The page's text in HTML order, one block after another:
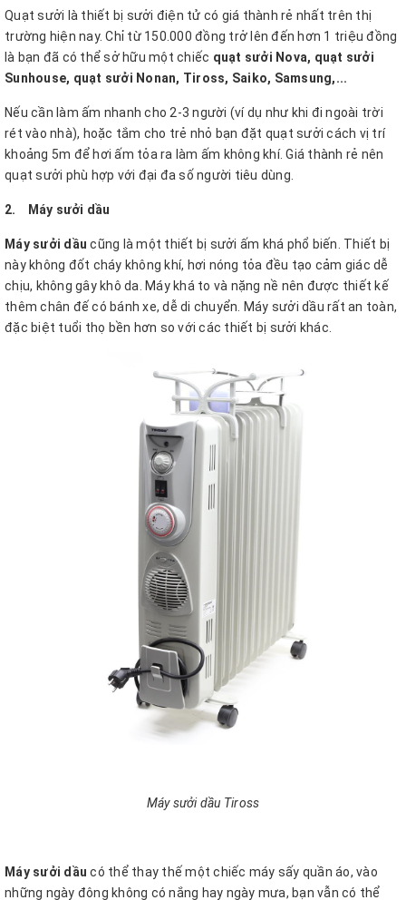
Quạt sưởi là thiết bị sưởi điện tử có giá thành rẻ nhất trên thị
trường hiện nay. Chỉ từ 150.000 đồng trở lên đến hơn 1 triệu đồng
là bạn đã có thể sở hữu một chiếc quạt sưởi Nova, quạt sưởi
Sunhouse, quạt sưởi Nonan, Tiross, Saiko, Samsung,...
Nếu cần làm ấm nhanh cho 2-3 người (ví dụ như khi đi ngoài trời
rét vào nhà), hoặc tắm cho trẻ nhỏ bạn đặt quạt sưởi cách vị trí
khoảng 5m để hơi ấm tỏa ra làm ấm không khí. Giá thành rẻ nên
quạt sưởi phù hợp với đại đa số người tiêu dùng.
2. Máy sưởi dầu
Máy sưởi dầucũng là một thiết bị sưởi ấm khá phổ biến. Thiết bị
này không đốt cháy không khí, hơi nóng tỏa đều tạo cảm giác dễ
chịu, không gây khô da. Máy khá to và nặng nề nên được thiết kế
thêm chân đế có bánh xe, dễ di chuyển. Máy sưởi dầu rất an toàn,
đặc biệt tuổi thọ bền hơn so với các thiết bị sưởi khác.
Máy sưởi dầu Tiross
Máy sưởi dầu có thể thay thế một chiếc máy sấy quần áo, vào
những ngày đông không có nắng hay ngày mưa, bạn vẫn có thể